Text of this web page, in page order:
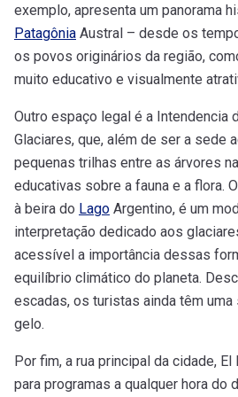
exemplo, apresenta um panorama
Patagônia Austral – desde os
os povos originários da região,
muito educativo e visualmente
Outro espaço legal é a Intendencia
Glaciares, que, além de ser a sede
pequenas trilhas entre as árvores
educativas sobre a fauna e a flora.
à beira do Lago Argentino, é um
interpretação dedicado aos
acessível a importância dessas
equilíbrio climático do planeta.
escadas, os turistas ainda têm uma
gelo.
Por fim, a rua principal da cidade,
para programas a qualquer hora do